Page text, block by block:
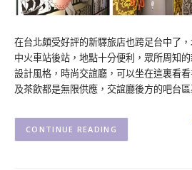
在台北頗受好評的新驛旅店也跨足台中了
中火車站後站，地點十分便利，眾所周知
設計風格，時尚交誼廳，可以坐在這裏看
及茶飲都是無限供應，交誼廳後方的吧台
CONTINUE READING